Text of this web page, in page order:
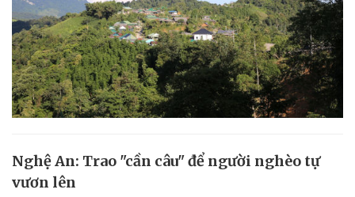
Nghệ An: Trao "cần câu" để người nghèo tự
vươn lên